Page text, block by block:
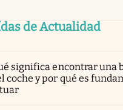
de Actualidad
significa encontrar una
coche y por qué es